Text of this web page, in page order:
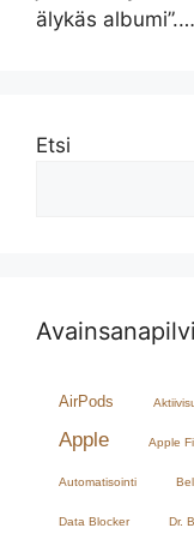
älykäs albumi”.…
Etsi
Avainsanapilvi
AirPods
Apple Apple
Automatisointi
Data Blocker Dr.